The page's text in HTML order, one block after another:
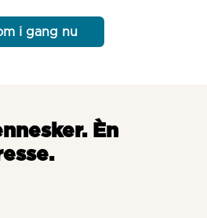
i gang nu
Èn